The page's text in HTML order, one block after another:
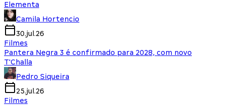
Elementa
Camila Hortencio
30.jul.26
Filmes
Pantera Negra 3 é confirmado para 2028, com novo
T'Challa
Pedro Siqueira
25.jul.26
Filmes